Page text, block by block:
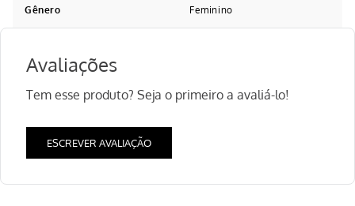
Gênero Feminino
Avaliações
Tem esse produto? Seja o primeiro a avaliá-lo!
ESCREVER AVALIAÇÃO